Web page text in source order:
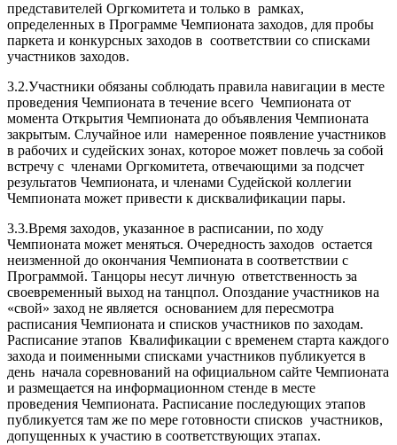
представителей Оргкомитета и только в рамках,
определенных в Программе Чемпионата заходов, для пробы
паркета и конкурсных заходов в соответствии со списками
участников заходов.
3.2.Участники обязаны соблюдать правила навигации в месте
проведения Чемпионата в течение всего Чемпионата от
момента Открытия Чемпионата до объявления Чемпионата
закрытым. Случайное или намеренное появление участников
в рабочих и судейских зонах, которое может повлечь за собой
встречу с членами Оргкомитета, отвечающими за подсчет
результатов Чемпионата, и членами Судейской коллегии
Чемпионата может привести к дисквалификации пары.
3.3.Время заходов, указанное в расписании, по ходу
Чемпионата может меняться. Очередность заходов остается
неизменной до окончания Чемпионата в соответствии с
Программой. Танцоры несут личную ответственность за
своевременный выход на танцпол. Опоздание участников на
«свой» заход не является основанием для пересмотра
расписания Чемпионата и списков участников по заходам.
Расписание этапов Квалификации с временем старта каждого
захода и поименными списками участников публикуется в
день начала соревнований на официальном сайте Чемпионата
и размещается на информационном стенде в месте
проведения Чемпионата. Расписание последующих этапов
публикуется там же по мере готовности списков участников,
допущенных к участию в соответствующих этапах.